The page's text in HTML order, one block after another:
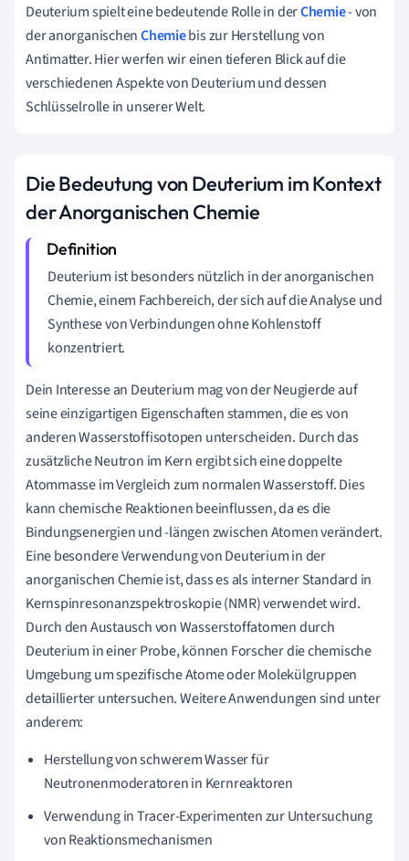
Deuterium spielt eine bedeutende Rolle in derChemie- von
der anorganischenChemiebis zur Herstellung von
Antimatter. Hier werfen wir einen tieferen Blick auf die
verschiedenen Aspekte von Deuterium und dessen
Schlüsselrolle in unserer Welt.
Die Bedeutung von Deuterium im Kontext
der Anorganischen Chemie
Deuterium ist besonders nützlich in der anorganischen
Chemie, einem Fachbereich, der sich auf die Analyse und
Synthese von Verbindungen ohne Kohlenstoff
konzentriert.
Dein Interesse an Deuterium mag von der Neugierde auf
seine einzigartigen Eigenschaften stammen, die es von
anderen Wasserstoffisotopen unterscheiden. Durch das
zusätzliche Neutron im Kern ergibt sich eine doppelte
Atommasse im Vergleich zum normalen Wasserstoff. Dies
kann chemische Reaktionen beeinflussen, da es die
Bindungsenergien und -längen zwischen Atomen verändert.
Eine besondere Verwendung von Deuterium in der
anorganischen Chemie ist, dass es als interner Standard in
Kernspinresonanzspektroskopie (NMR) verwendet wird.
Durch den Austausch von Wasserstoffatomen durch
Deuterium in einer Probe, können Forscher die chemische
Umgebung um spezifische Atome oder Molekülgruppen
detaillierter untersuchen. Weitere Anwendungen sind unter
anderem:
Herstellung von schwerem Wasser für
Neutronenmoderatoren in Kernreaktoren
Verwendung in Tracer-Experimenten zur Untersuchung
von Reaktionsmechanismen